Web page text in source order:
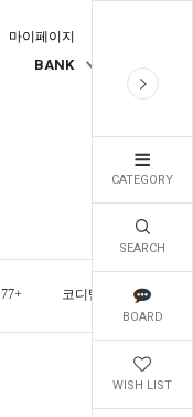
CATEGORY
SEARCH
BOARD
WISH LIST
마이페이지
BANK
77+ 코디템 오늘발송